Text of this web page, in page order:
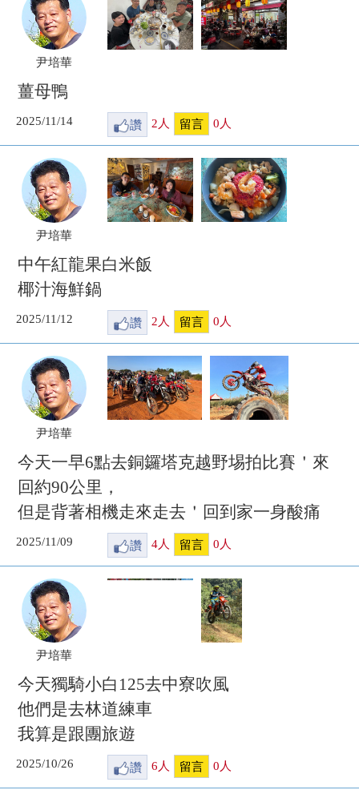
尹培華
薑母鴨
2025/11/14 讚 2人 留言 0人
尹培華
中午紅龍果白米飯
椰汁海鮮鍋
2025/11/12 讚 2 人 留言 0 人
尹培華
今天一早6點去銅鑼塔克越野埸拍比賽＇來
回約90公里，
但是背著相機走來走去＇回到家一身酸痛
2025/11/09 讚 4人 留言 0 人
尹培華
今天獨騎小白125去中寮吹風
他們是去林道練車
我算是跟團旅遊
2025/10/26 讚 6 人 留言 0 人